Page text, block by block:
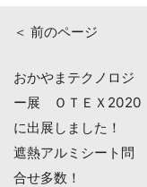
＜ 前のページ
おかやまテクノロジ
ー展 ＯＴＥＸ2020
に出展しました！
遮熱アルミシート問
合せ多数！